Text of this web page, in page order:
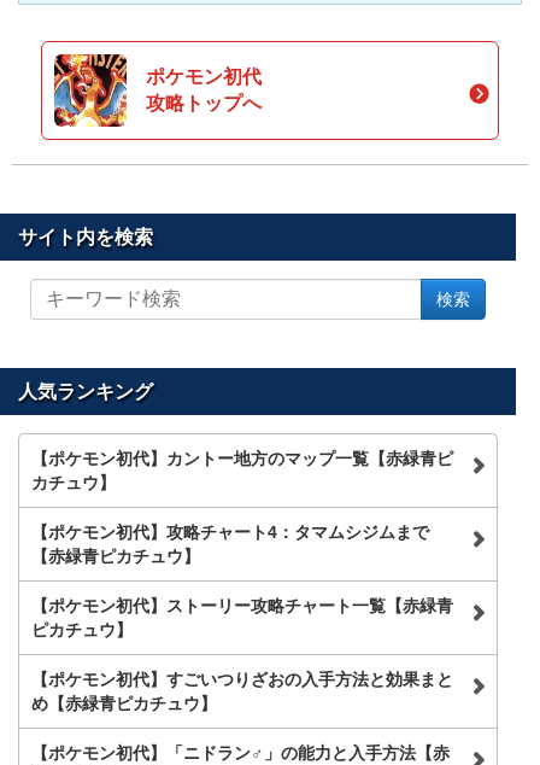
ポケモン初代
攻略トップへ
サイト内を検索
イ
を
索
検索
人気ランキング
【ポケモン初代】カントー地方のマップ一覧【赤緑青ピ
カチュウ】
【ポケモン初代】攻略チャート4：タマムシジムまで
【赤緑青ピカチュウ】
【ポケモン初代】ストーリー攻略チャート一覧【赤緑青
ピカチュウ】
【ポケモン初代】すごいつりざおの入手方法と効果まと
め【赤緑青ピカチュウ】
【ポケモン初代】「ニドラン♂」の能力と入手方法【赤